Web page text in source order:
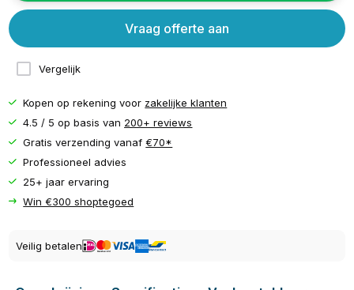
Vergelijk
Vraag offerte aan
Kopen op rekening voor zakelijke klanten
4.5 / 5 op basis van 200+ reviews
Gratis verzending vanaf€70*
Professioneel advies
25+ jaar ervaring
Win €300 shoptegoed
Veilig betalen